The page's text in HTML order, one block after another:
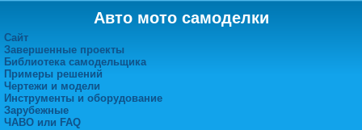
Авто мото самоделки
Сайт
Завершенные проекты
Библиотека самодельщика
Примеры решений
Чертежи и модели
Инструменты и оборудование
Зарубежные
ЧАВО или FAQ